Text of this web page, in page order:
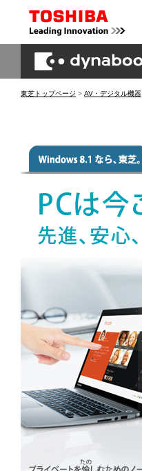
東芝トップページ > AV・デジタル機器